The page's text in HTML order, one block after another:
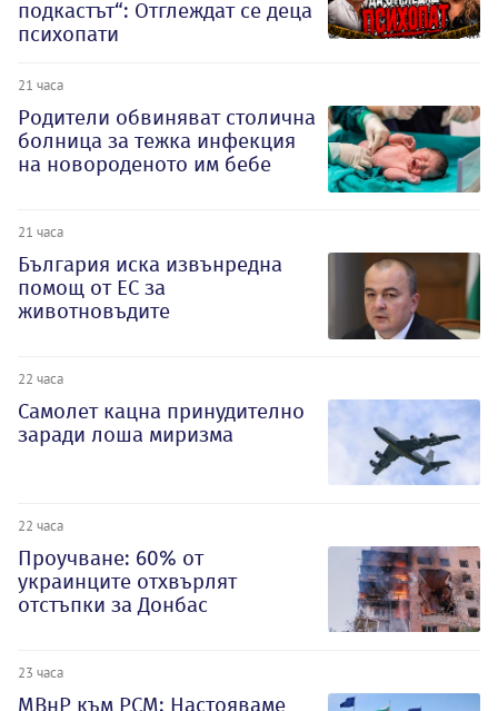
подкастът“: Отглеждат се деца
психопати
21 часа
Родители обвиняват столична
болница за тежка инфекция
на новороденото им бебе
21 часа
България иска извънредна
помощ от ЕС за
животновъдите
22 часа
Самолет кацна принудително
заради лоша миризма
22 часа
Проучване: 60% от
украинците отхвърлят
отстъпки за Донбас
23 часа
МВнР към РСМ: Настояваме